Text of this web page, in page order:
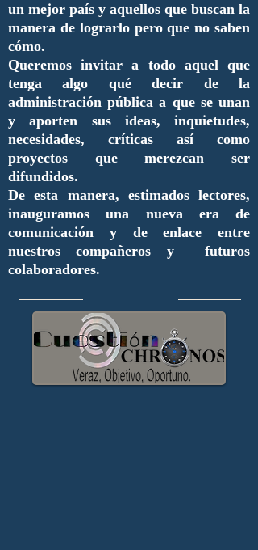
un mejor país y aquellos que buscan la
manera de lograrlo pero que no saben
cómo.
Queremos invitar a todo aquel que
tenga algo qué decir de la
administración pública a que se unan
y aporten sus ideas, inquietudes,
necesidades, críticas así como
proyectos que merezcan ser
difundidos.
De esta manera, estimados lectores,
inauguramos una nueva era de
comunicación y de enlace entre
nuestros compañeros y futuros
colaboradores.